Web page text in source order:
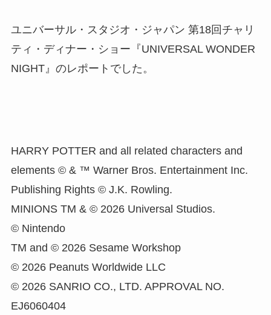
ユニバーサル・スタジオ・ジャパン 第18回チャリ
ティ・ディナー・ショー『UNIVERSAL WONDER
NIGHT』のレポートでした。
HARRY POTTER and all related characters and
elements © & ™ Warner Bros. Entertainment Inc.
Publishing Rights © J.K. Rowling.
MINIONS TM & © 2026 Universal Studios.
© Nintendo
TM and © 2026 Sesame Workshop
© 2026 Peanuts Worldwide LLC
© 2026 SANRIO CO., LTD. APPROVAL NO.
EJ6060404